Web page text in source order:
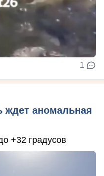
1
ждет аномальная
+32 градусов